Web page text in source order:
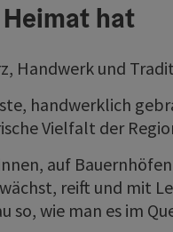
hat
Handwerk und
handwerklich
Vielfalt der
auf
reift und mit
so, wie man es im